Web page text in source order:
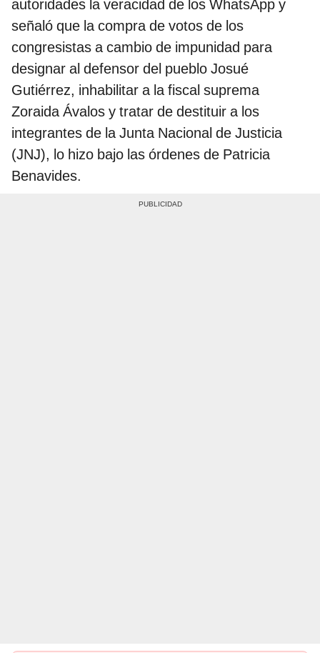
autoridades la veracidad de los WhatsApp y
señaló que la compra de votos de los
congresistas a cambio de impunidad para
designar al defensor del pueblo Josué
Gutiérrez, inhabilitar a la fiscal suprema
Zoraida Ávalos y tratar de destituir a los
integrantes de la Junta Nacional de Justicia
(JNJ), lo hizo bajo las órdenes de Patricia
Benavides.